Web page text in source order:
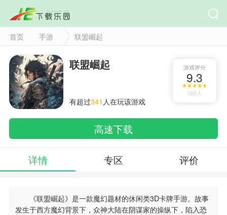
首页 手游 联盟崛起
联盟崛起
有超过341 人在玩该游戏
游戏评分
9.3
565人
高速下载
详情 专区 评价
《联盟崛起》是一款魔幻题材的休闲类3D卡牌手游。故事
发生于西方魔幻背景下，众神大陆在阴谋家的操纵下，陷入恐